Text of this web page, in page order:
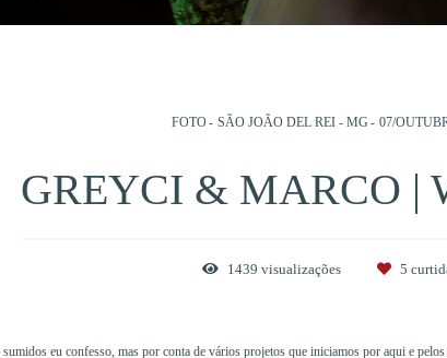
FOTO SÃO JOÃO DEL REI - MG 07/
GREYCI & MARCO |
1439 visualizações 5
eu confesso, mas por conta de vários projetos que iniciamos por aqui e